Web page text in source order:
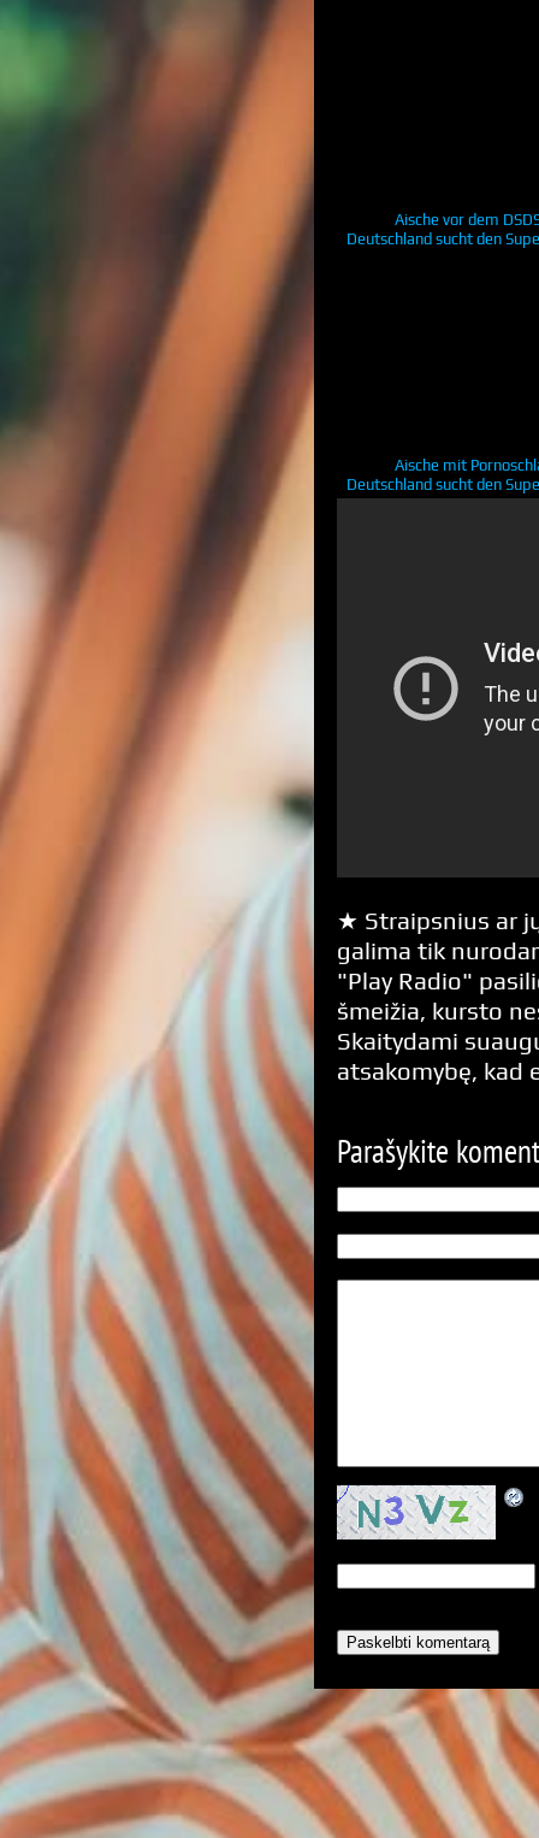
Aische vor dem
Deutschland sucht den
Aische mit
Deutschland sucht den
★ Straipsnius ar
galima tik
"Play Radio"
šmeižia, kursto
Skaitydami
atsakomybę, kad
Parašykite